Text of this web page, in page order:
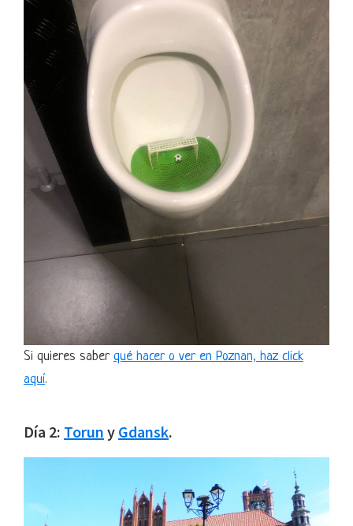
Si quieres saber qué hacer o ver en Poznan, haz click
aquí.
Día 2: Torun y Gdansk.